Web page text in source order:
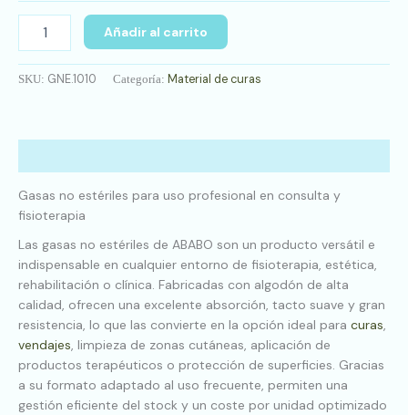
Añadir al carrito
SKU: GNE.1010 Categoría: Material de curas
Gasas no estériles para uso profesional en consulta y
fisioterapia
Las gasas no estériles de ABABO son un producto versátil e
indispensable en cualquier entorno de fisioterapia, estética,
rehabilitación o clínica. Fabricadas con algodón de alta
calidad, ofrecen una excelente absorción, tacto suave y gran
resistencia, lo que las convierte en la opción ideal para curas,
vendajes, limpieza de zonas cutáneas, aplicación de
productos terapéuticos o protección de superficies. Gracias
a su formato adaptado al uso frecuente, permiten una
gestión eficiente del stock y un coste por unidad optimizado